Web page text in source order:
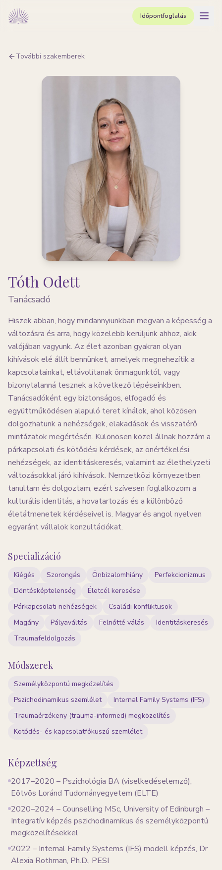
Időpontfoglalás
További szakemberek
Tóth Odett
Tanácsadó
Hiszek abban, hogy mindannyiunkban megvan a képesség a
változásra és arra, hogy közelebb kerüljünk ahhoz, akik
valójában vagyunk. Az élet azonban gyakran olyan
kihívások elé állít bennünket, amelyek megnehezítik a
kapcsolatainkat, eltávolítanak önmagunktól, vagy
bizonytalanná tesznek a következő lépéseinkben.
Tanácsadóként egy biztonságos, elfogadó és
együttműködésen alapuló teret kínálok, ahol közösen
dolgozhatunk a nehézségek, elakadások és visszatérő
mintázatok megértésén. Különösen közel állnak hozzám a
párkapcsolati és kötődési kérdések, az önértékelési
nehézségek, az identitáskeresés, valamint az élethelyzeti
változásokkal járó kihívások. Nemzetközi környezetben
tanultam és dolgoztam, ezért szívesen foglalkozom a
kulturális identitás, a hovatartozás és a különböző
életátmenetek kérdéseivel is. Magyar és angol nyelven
egyaránt vállalok konzultációkat.
Specializáció
Kiégés Szorongás Önbizalomhiány
Perfekcionizmus
Döntésképtelenség
Életcél keresése
Párkapcsolati nehézségek
Családi konfliktusok
Magány
Pályaváltás Felnőtté válás
Identitáskeresés
Traumafeldolgozás
Módszerek
Személyközpontú megközelítés
Pszichodinamikus szemlélet
Internal Family Systems (IFS)
Traumaérzékeny (trauma-informed) megközelítés
Kötődés- és kapcsolatfókuszú szemlélet
Képzettség
2017–2020 – Pszichológia BA (viselkedéselemző),
Eötvös Loránd Tudományegyetem (ELTE)
2020–2024 – Counselling MSc, University of Edinburgh –
Integratív képzés pszichodinamikus és személyközpontú
megközelítésekkel
2022 – Internal Family Systems (IFS) modell képzés, Dr
Alexia Rothman, Ph.D., PESI